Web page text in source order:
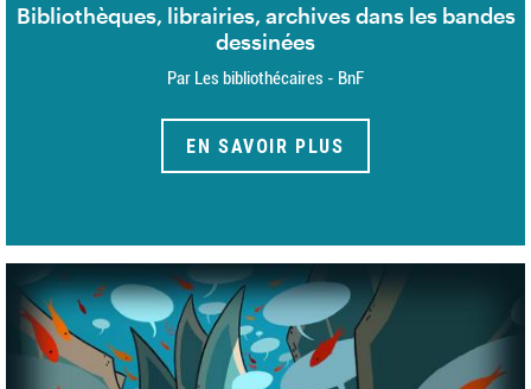
Bibliothèques, librairies, archives dans les bandes
dessinées
Par Les bibliothécaires - BnF
EN SAVOIR PLUS